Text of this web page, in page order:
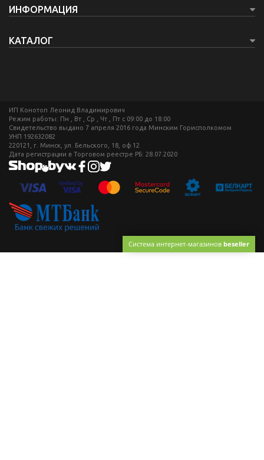
ИНФОРМАЦИЯ
КАТАЛОГ
ИП Конотоп Леонид Владимирович
Режим работы: Пн , Вт , Ср , Чт , Пт c 09:00 до 18:00
Свидетельство выдано 7 апреля 2016 года Минским Горисполкомом
УНП 192632082
220121, г. Минск, ул. Бельского, 18, оф.12
Дата регистрации в Торговом реестре РБ: 28.07.2020
Система интернет-магазинов beseller